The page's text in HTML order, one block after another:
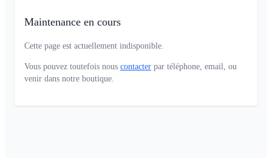
Maintenance en cours
Cette page est actuellement indisponible.
Vous pouvez toutefois nous contacter par téléphone, email, ou
venir dans notre boutique.